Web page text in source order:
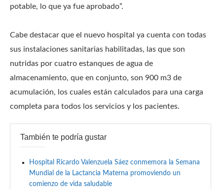
potable, lo que ya fue aprobado”.
Cabe destacar que el nuevo hospital ya cuenta con todas
sus instalaciones sanitarias habilitadas, las que son
nutridas por cuatro estanques de agua de
almacenamiento, que en conjunto, son 900 m3 de
acumulación, los cuales están calculados para una carga
completa para todos los servicios y los pacientes.
También te podría gustar
Hospital Ricardo Valenzuela Sáez conmemora la Semana
Mundial de la Lactancia Materna promoviendo un
comienzo de vida saludable